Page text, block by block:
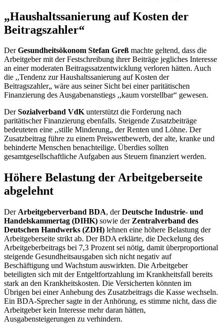
„Haushaltssanierung auf Kosten der
Beitragszahler“
DerGesundheitsökonom Stefan Greß machte geltend, dass die
Arbeitgeber mit der Festschreibung ihrer Beiträge jegliches Interesse
an einer moderaten Beitragssatzentwicklung verloren hätten. Auch
die ,,Tendenz zur Haushaltssanierung auf Kosten der
Beitragszahler„ wäre aus seiner Sicht bei einer paritätischen
Finanzierung des Ausgabenanstiegs ,,kaum vorstellbar“ gewesen.
DerSozialverband VdKunterstützt die Forderung nach
paritätischer Finanzierung ebenfalls. Steigende Zusatzbeiträge
bedeuteten eine ,,stille Minderung„ der Renten und Löhne. Der
Zusatzbeitrag führe zu einem Preiswettbewerb, der alte, kranke und
behinderte Menschen benachteilige. Überdies sollten
gesamtgesellschaftliche Aufgaben aus Steuern finanziert werden.
Höhere Belastung der Arbeitgeberseite
abgelehnt
Der Arbeitgeberverband BDA, derDeutsche Industrie- und
Handelskammertag (DIHK) sowie der Zentralverband des
Deutschen Handwerks (ZDH) lehnen eine höhere Belastung der
Arbeitgeberseite strikt ab. Der BDA erklärte, die Deckelung des
Arbeitgeberbeitrags bei 7,3 Prozent sei nötig, damit überproportional
steigende Gesundheitsausgaben sich nicht negativ auf
Beschäftigung und Wachstum auswirkten. Die Arbeitgeber
beteiligten sich mit der Entgeltfortzahlung im Krankheitsfall bereits
stark an den Krankheitskosten. Die Versicherten könnten im
Übrigen bei einer Anhebung des Zusatzbeitrags die Kasse wechseln.
Ein BDA-Sprecher sagte in der Anhörung, es stimme nicht, dass die
Arbeitgeber kein Interesse mehr daran hätten,
Ausgabensteigerungen zu verhindern.